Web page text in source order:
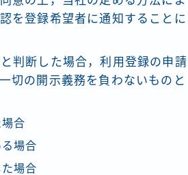
を登録希望者に通知することに
判断した場合，利用登録の申請
切の開示義務を負わないものと
合
場合
場合